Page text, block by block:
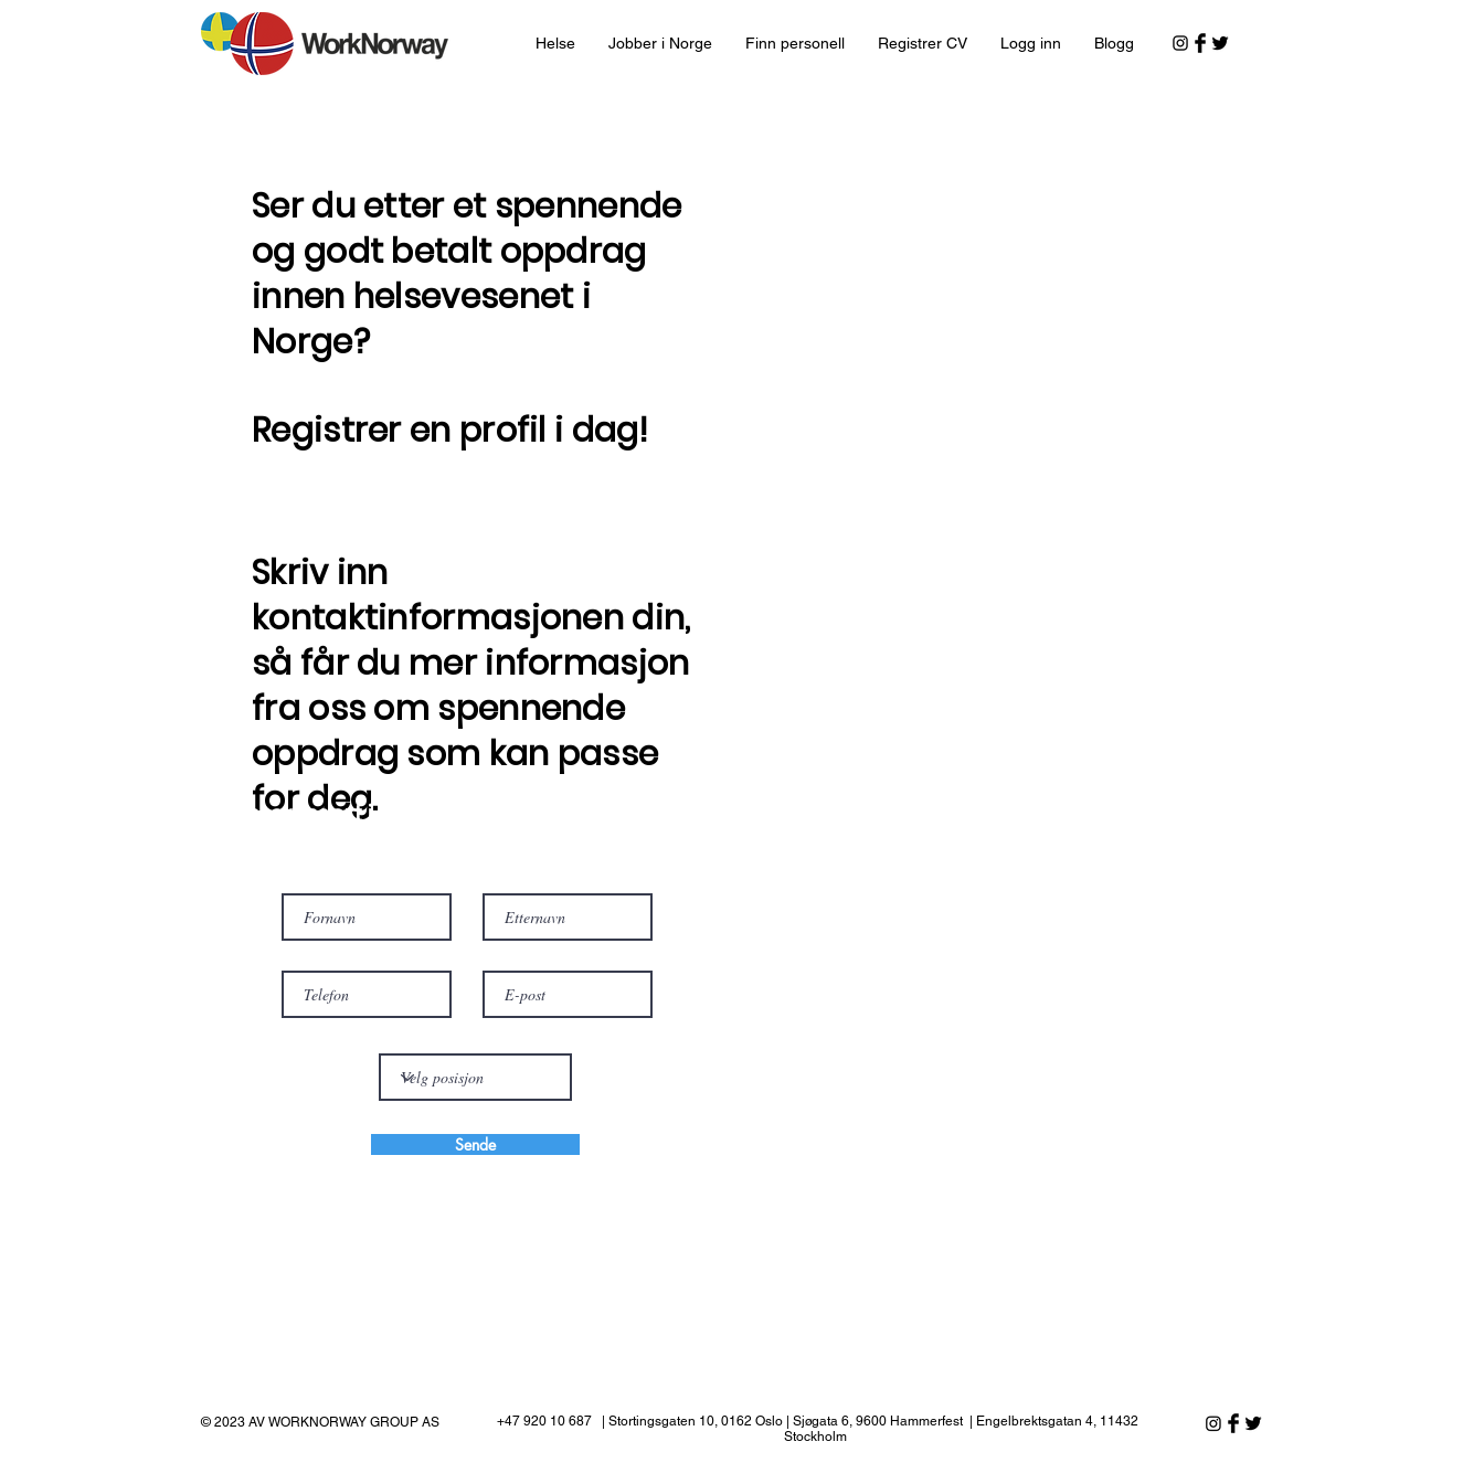
Helse Jobber i Norge Finn personell Registrer CV Logg inn Blogg
Ser du etter et spennende
og godt betalt oppdrag
innen helsevesenet i
Norge?
Registrer en profil i dag!
Skriv inn
kontaktinformasjonen din,
så får du mer informasjon
fra oss om spennende
oppdrag som kan passe
for deg.
Interessert i oppdrag i Norge?
Sende
© 2023 AV WORKNORWAY GROUP AS +47 920 10 687| Stortingsgaten 10, 0162 Oslo | Sjøgata 6, 9600 Hammerfest | Engelbrektsgatan 4, 11432
Stockholm